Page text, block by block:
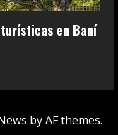
en Baní
by AF themes.